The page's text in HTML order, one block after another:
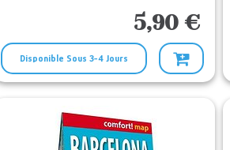
5,90 €
Disponible Sous 3-4 Jours